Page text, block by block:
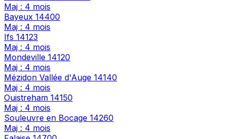
Maj : 4 mois
Bayeux 14400
Maj : 4 mois
Ifs 14123
Maj : 4 mois
Mondeville 14120
Maj : 4 mois
Mézidon Vallée d'Auge 14140
Maj : 4 mois
Ouistreham 14150
Maj : 4 mois
Souleuvre en Bocage 14260
Maj : 4 mois